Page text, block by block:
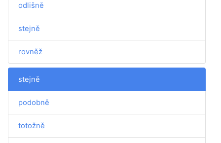
odlišně
stejně
rovněž
stejně
podobně
totožně